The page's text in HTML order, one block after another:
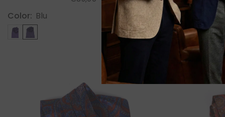
Color: Blu Color: